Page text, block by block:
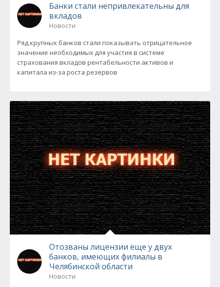
Банки стали непривлекательны для
вкладов
Новости
Ряд крупных банков стали показывать отрицательное
значение необходимых для участия в системе
страхования вкладов рентабельности активов и
капитала из-за роста резервов
Отозваны лицензии еще у двух
банков, имеющих филиалы в
Челябинской области
Новости